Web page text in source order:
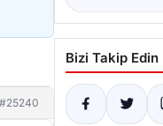
#25240
Bizi Takip Edin